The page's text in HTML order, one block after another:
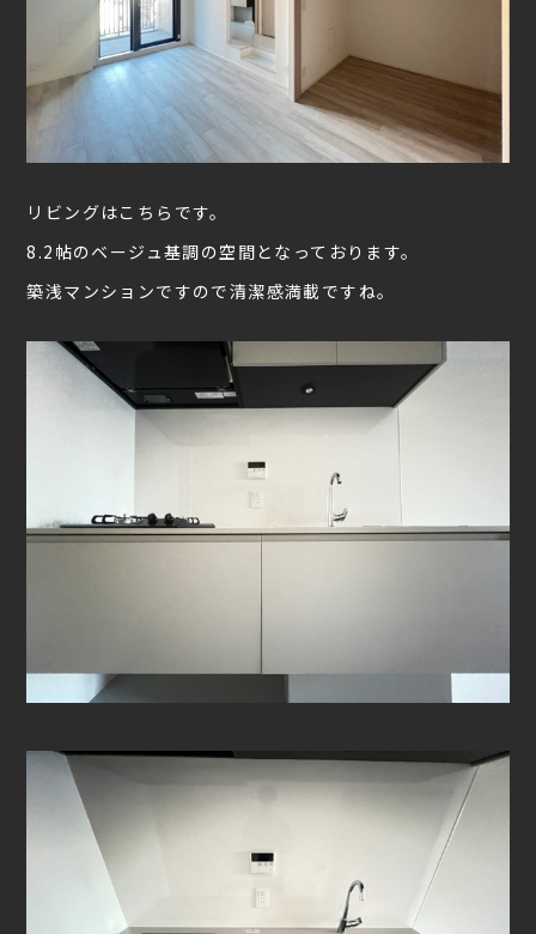
リビングはこちらです。
8.2帖のベージュ基調の空間となっております。
築浅マンションですので清潔感満載ですね。